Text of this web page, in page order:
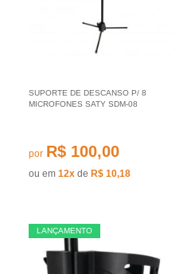
SUPORTE DE DESCANSO P/ 8
MICROFONES SATY SDM-08
por R$ 100,00
ou em 12x de R$ 10,18
LANÇAMENTO